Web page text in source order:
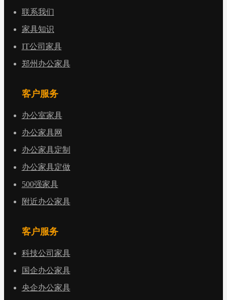
联系我们
家具知识
IT公司家具
郑州办公家具
客户服务
办公室家具
办公家具网
办公家具定制
办公家具定做
500强家具
附近办公家具
客户服务
科技公司家具
国企办公家具
央企办公家具